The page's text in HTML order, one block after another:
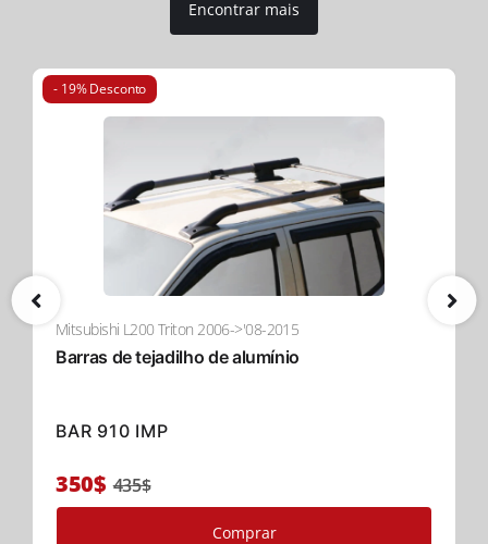
Encontrar mais
- 19% Desconto
Mitsubishi L200 Triton 2006->'08-2015
Barras de tejadilho de alumínio
BAR 910 IMP
350$ 435$
Comprar